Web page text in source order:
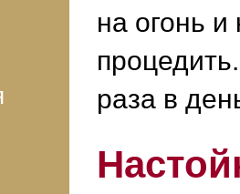
на огонь и
раза в